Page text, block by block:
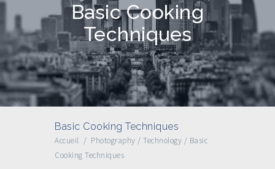
Basic Cooking
Techniques
Basic Cooking Techniques
Accueil / Photography / Technology / Basic
Cooking Techniques